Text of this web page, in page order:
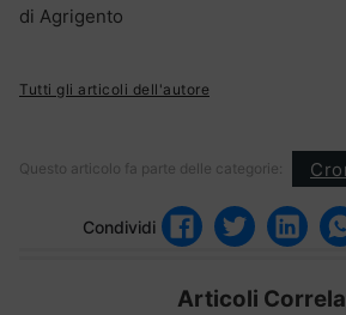
di Agrigento
Tutti gli articoli dell'autore
Questo articolo fa parte delle categorie:
Condividi
Articoli